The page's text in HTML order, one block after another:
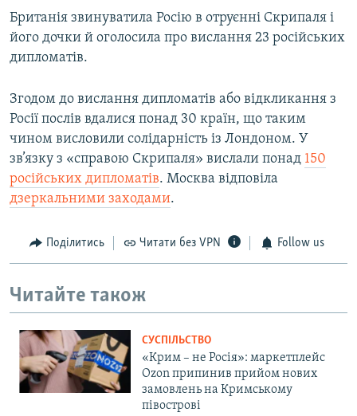
Британія звинуватила Росію в отруєнні Скрипаля і
його дочки й оголосила про вислання 23 російських
дипломатів.
Згодом до вислання дипломатів або відкликання з
Росії послів вдалися понад 30 країн, що таким
чином висловили солідарність із Лондоном. У
зв’язку з «справою Скрипаля» вислали понад 150
російських дипломатів. Москва відповіла
дзеркальними заходами.
Поділитись Читати без VPN Follow us
Читайте також
СУСПІЛЬСТВО
«Крим – не Росія»: маркетплейс
Ozon припинив прийом нових
замовлень на Кримському
півострові